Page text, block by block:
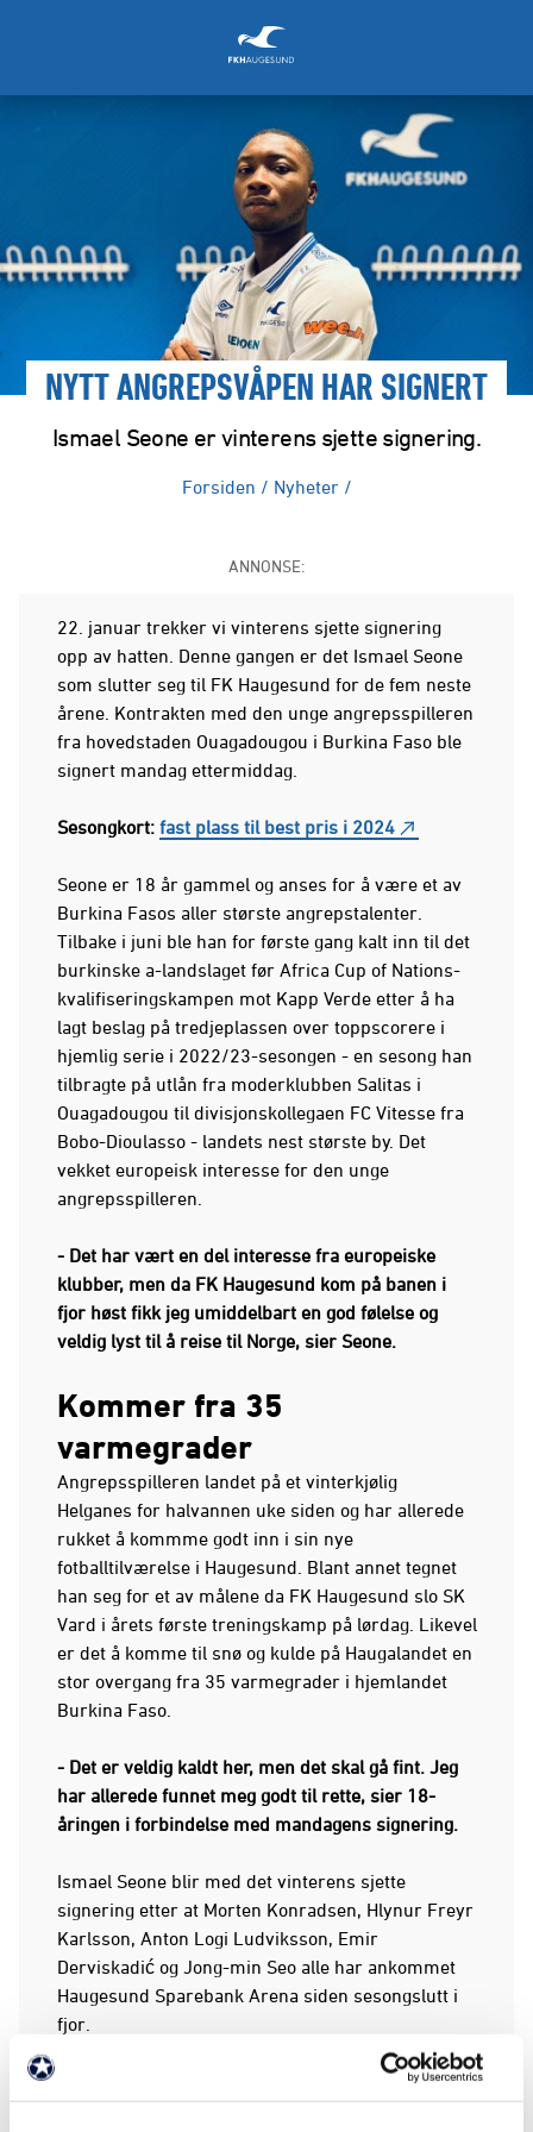
NYTT ANGREPSVÅPEN HAR SIGNERT
Ismael Seone er vinterens sjette signering.
Forsiden / Nyheter /
ANNONSE:
22. januar trekker vi vinterens sjette signering
opp av hatten. Denne gangen er det Ismael Seone
som slutter seg til FK Haugesund for de fem neste
årene. Kontrakten med den unge angrepsspilleren
fra hovedstaden Ouagadougou i Burkina Faso ble
signert mandag ettermiddag.
Sesongkort: fast plass til best pris i 2024
Seone er 18 år gammel og anses for å være et av
Burkina Fasos aller største angrepstalenter.
Tilbake i juni ble han for første gang kalt inn til det
burkinske a-landslaget før Africa Cup of Nations-
kvalifiseringskampen mot Kapp Verde etter å ha
lagt beslag på tredjeplassen over toppscorere i
hjemlig serie i 2022/23-sesongen - en sesong han
tilbragte på utlån fra moderklubben Salitas i
Ouagadougou til divisjonskollegaen FC Vitesse fra
Bobo-Dioulasso - landets nest største by. Det
vekket europeisk interesse for den unge
angrepsspilleren.
- Det har vært en del interesse fra europeiske
klubber, men da FK Haugesund kom på banen i
fjor høst fikk jeg umiddelbart en god følelse og
veldig lyst til å reise til Norge, sier Seone.
Kommer fra 35
varmegrader
Angrepsspilleren landet på et vinterkjølig
Helganes for halvannen uke siden og har allerede
rukket å kommme godt inn i sin nye
fotballtilværelse i Haugesund. Blant annet tegnet
han seg for et av målene da FK Haugesund slo SK
Vard i årets første treningskamp på lørdag. Likevel
er det å komme til snø og kulde på Haugalandet en
stor overgang fra 35 varmegrader i hjemlandet
Burkina Faso.
- Det er veldig kaldt her, men det skal gå fint. Jeg
har allerede funnet meg godt til rette, sier 18-
åringen i forbindelse med mandagens signering.
Ismael Seone blir med det vinterens sjette
signering etter at Morten Konradsen, Hlynur Freyr
Karlsson, Anton Logi Ludviksson, Emir
Derviskadić og Jong-min Seo alle har ankommet
Haugesund Sparebank Arena siden sesongslutt i
fjor.
- Jeg er en allsidig angrepsspiller som har et
ganske stort register av avslutningsferdigheter.